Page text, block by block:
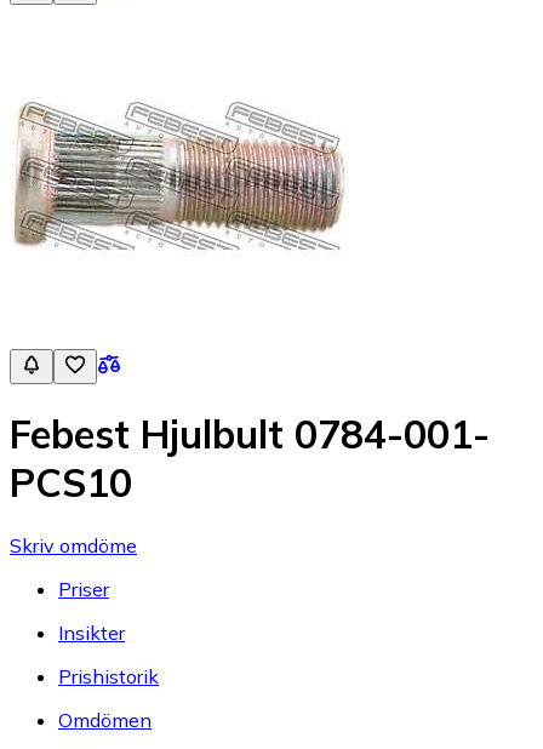
Febest Hjulbult 0784-001-
PCS10
Skriv omdöme
Priser
Insikter
Prishistorik
Omdömen